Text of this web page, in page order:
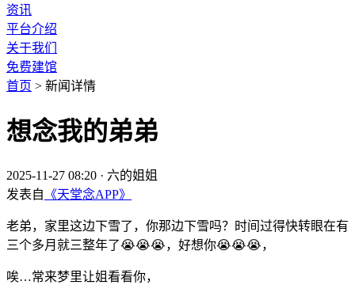
资讯
平台介绍
关于我们
免费建馆
首页 > 新闻详情
想念我的弟弟
2025-11-27 08:20 · 六的姐姐
发表自 《天堂念APP》
老弟，家里这边下雪了，你那边下雪吗？时间过得快转眼在有
三个多月就三整年了😭😭😭，好想你😭😭😭，
唉…常来梦里让姐看看你，